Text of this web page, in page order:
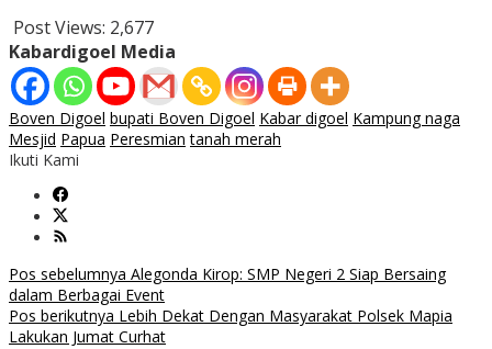
Post Views: 2,677
Kabardigoel Media
Boven Digoel bupati Boven Digoel Kabar digoel Kampung naga
Mesjid Papua Peresmian tanah merah
Ikuti Kami
Navigasi
pos
Pos sebelumnya Alegonda Kirop: SMP Negeri 2 Siap Bersaing
dalam Berbagai Event
Pos berikutnya Lebih Dekat Dengan Masyarakat Polsek Mapia
Lakukan Jumat Curhat